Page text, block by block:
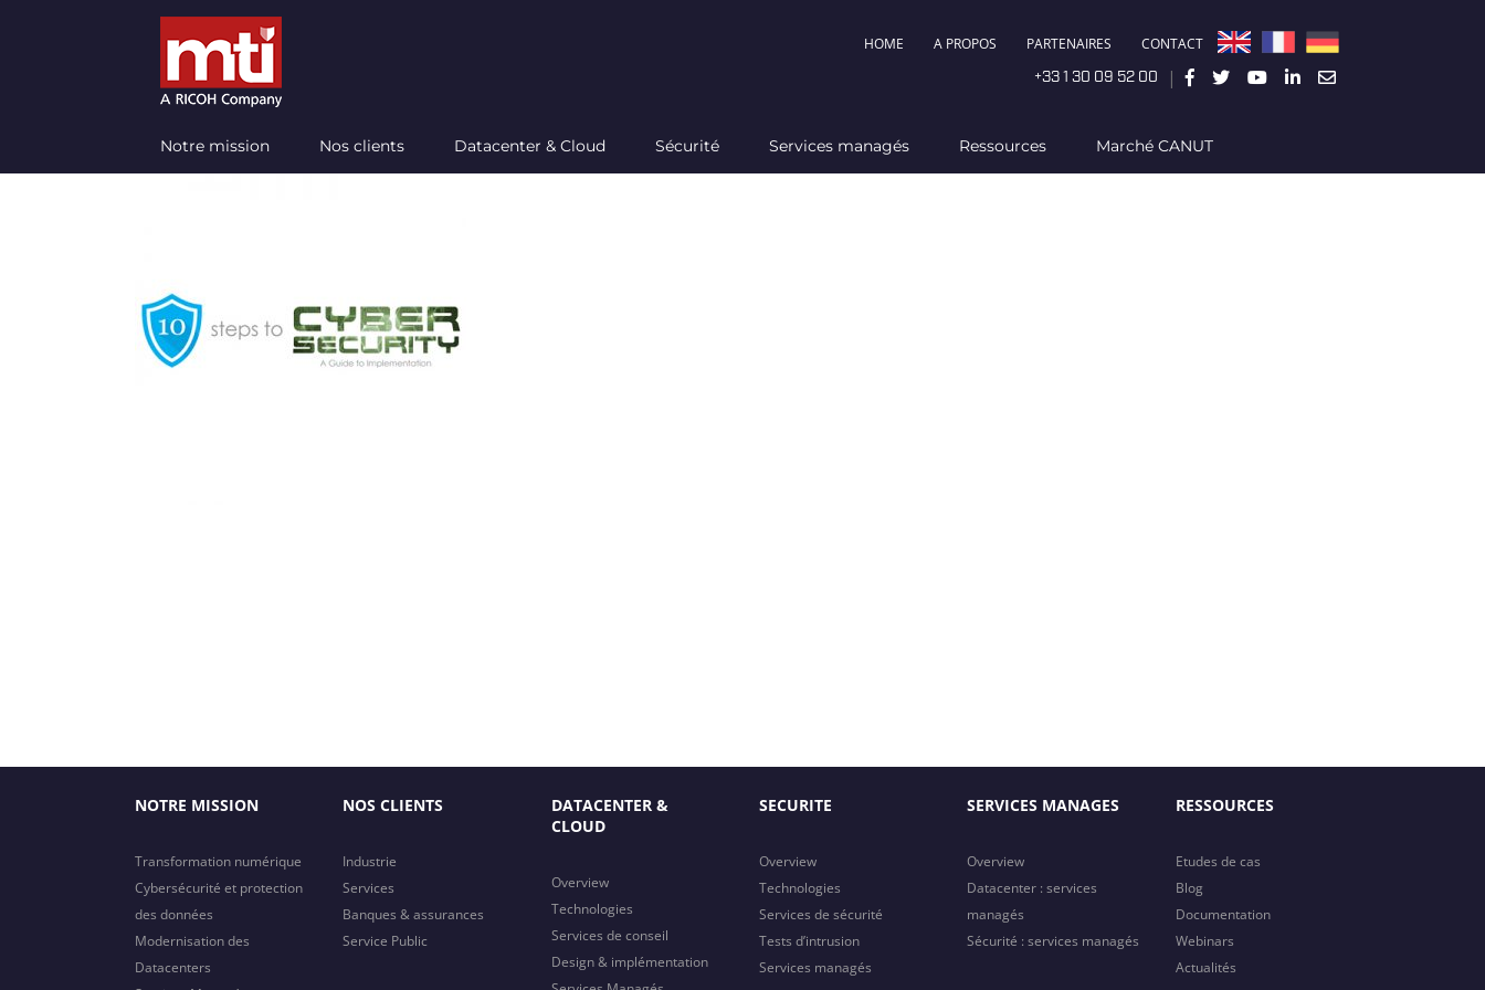
HOME A PROPOS PARTENAIRES CONTACT
+33 1 30 09 52 00 |
Notre mission Nos clients Datacenter & Cloud Sécurité Services managés Ressources Marché CANUT
NOTRE MISSION
Transformation numérique
Cybersécurité et protection
des données
Modernisation des
Datacenters
NOS CLIENTS
Industrie
Services
Banques & assurances
Service Public
DATACENTER &
CLOUD
Overview
Technologies
Services de conseil
Design & implémentation
SECURITE
Overview
Technologies
Services de sécurité
Tests d’intrusion
Services managés
SERVICES MANAGES
Overview
Datacenter : services
managés
Sécurité : services managés
RESSOURCES
Etudes de cas
Blog
Documentation
Webinars
Actualités